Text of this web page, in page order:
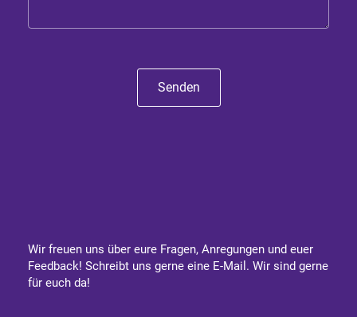
Senden
Wir freuen uns über eure Fragen, Anregungen und euer
Feedback! Schreibt uns gerne eine E-Mail. Wir sind gerne
für euch da!